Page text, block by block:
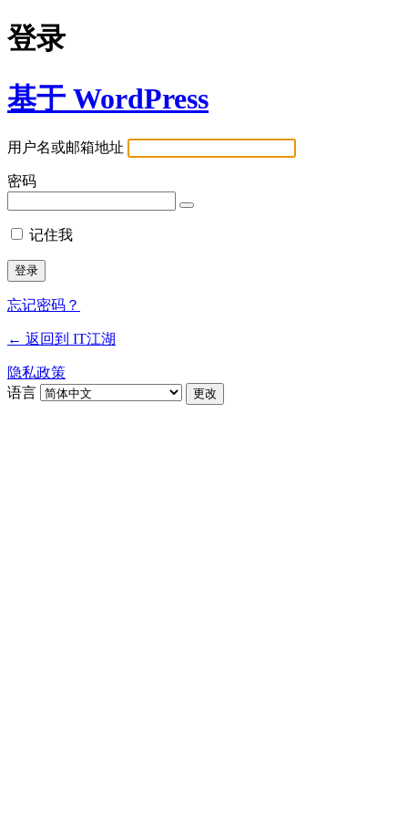
登录
基于 WordPress
用户名或邮箱地址
密码
记住我
忘记密码？
← 返回到 IT江湖
隐私政策
语言